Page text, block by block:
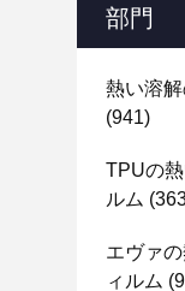
部門
熱い溶
(941)
TPUの
ルム
エヴァ
ィルム